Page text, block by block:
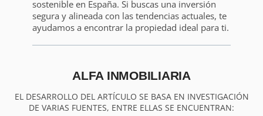
sostenible en España. Si buscas una inversión
segura y alineada con las tendencias actuales, te
ayudamos a encontrar la propiedad ideal para ti.
ALFA INMOBILIARIA
EL DESARROLLO DEL ARTÍCULO SE BASA EN INVESTIGACIÓN
DE VARIAS FUENTES, ENTRE ELLAS SE ENCUENTRAN: